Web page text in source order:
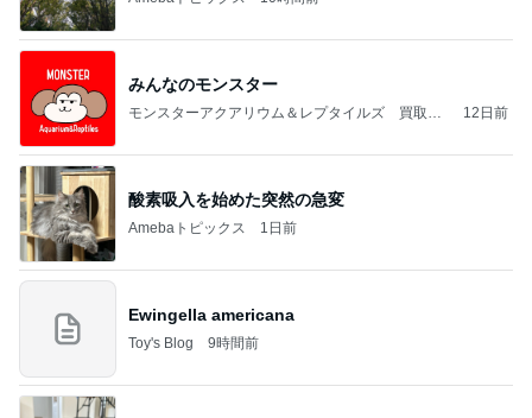
みんなのモンスター
モンスターアクアリウム＆レプタイルズ 買取販
12日前
酸素吸入を始めた突然の急変
Amebaトピックス 1日前
Ewingella americana
Toy's Blog 9時間前